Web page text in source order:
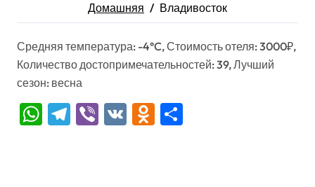
Домашняя Владивосток
Средняя температура: -4°C, Стоимость отеля: 3000₽,
Количество достопримечательностей: 39, Лучший
сезон: весна
WhatsApp
Telegram
Viber
VK Odnoklassniki